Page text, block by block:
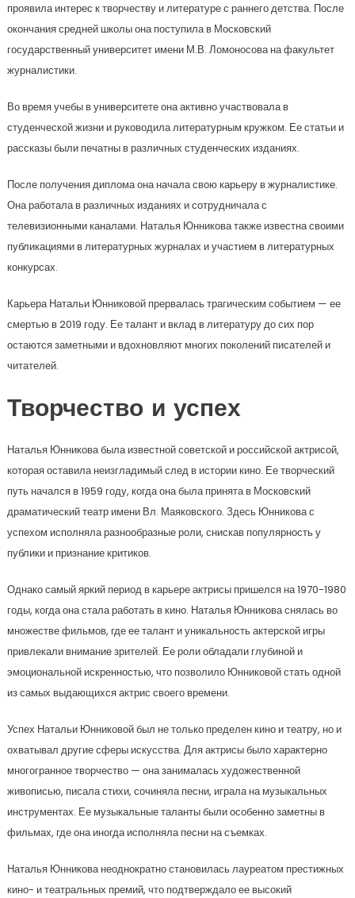
проявила интерес к творчеству и литературе с раннего детства. После
окончания средней школы она поступила в Московский
государственный университет имени М.В. Ломоносова на факультет
журналистики.
Во время учебы в университете она активно участвовала в
студенческой жизни и руководила литературным кружком. Ее статьи и
рассказы были печатны в различных студенческих изданиях.
После получения диплома она начала свою карьеру в журналистике.
Она работала в различных изданиях и сотрудничала с
телевизионными каналами. Наталья Юнникова также известна своими
публикациями в литературных журналах и участием в литературных
конкурсах.
Карьера Натальи Юнниковой прервалась трагическим событием — ее
смертью в 2019 году. Ее талант и вклад в литературу до сих пор
остаются заметными и вдохновляют многих поколений писателей и
читателей.
Творчество и успех
Наталья Юнникова была известной советской и российской актрисой,
которая оставила неизгладимый след в истории кино. Ее творческий
путь начался в 1959 году, когда она была принята в Московский
драматический театр имени Вл. Маяковского. Здесь Юнникова с
успехом исполняла разнообразные роли, снискав популярность у
публики и признание критиков.
Однако самый яркий период в карьере актрисы пришелся на 1970-1980
годы, когда она стала работать в кино. Наталья Юнникова снялась во
множестве фильмов, где ее талант и уникальность актерской игры
привлекали внимание зрителей. Ее роли обладали глубиной и
эмоциональной искренностью, что позволило Юнниковой стать одной
из самых выдающихся актрис своего времени.
Успех Натальи Юнниковой был не только пределен кино и театру, но и
охватывал другие сферы искусства. Для актрисы было характерно
многогранное творчество — она занималась художественной
живописью, писала стихи, сочиняла песни, играла на музыкальных
инструментах. Ее музыкальные таланты были особенно заметны в
фильмах, где она иногда исполняла песни на съемках.
Наталья Юнникова неоднократно становилась лауреатом престижных
кино- и театральных премий, что подтверждало ее высокий